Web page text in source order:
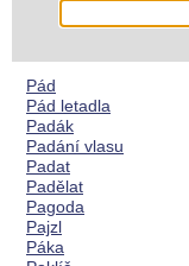
Pád
Pád letadla
Padák
Padání vlasu
Padat
Padělat
Pagoda
Pajzl
Páka